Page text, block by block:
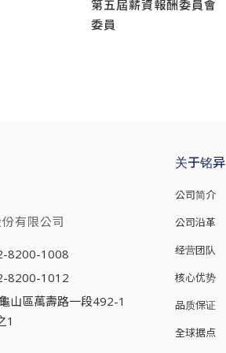
第五屆薪資報酬委員會
委員
有限公司
8200-1008
8200-1012
山區萬壽路一段492-1
1
关于铭异
公司简介
公司沿革
经营团队
核心优势
品质保证
全球据点